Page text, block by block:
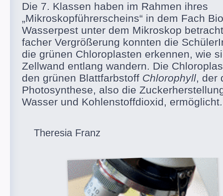
Die 7. Klassen haben im Rahmen ihres
„Mikroskopführerscheins“ in dem Fach
Wasserpest unter dem Mikroskop
facher Vergrößerung konnten die
die grünen Chloroplasten erkennen, wie
Zellwand entlang wandern. Die
den grünen Blattfarbstoff Chlorophyll, der
Photosynthese, also die
Wasser und Kohlenstoffdioxid, ermöglicht.
Theresia Franz